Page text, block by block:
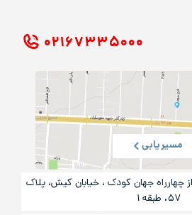
۰۲۱ ۶۷۳۳۵۰۰۰
مسیریابی
از چهارراه جهان کودک ، خیابان کیش، پلاک
۵۷، طبقه ۱